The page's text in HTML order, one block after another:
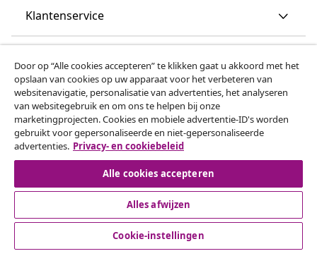
Klantenservice
vidaXL
Ontdek meer
© 2008-2026 vidaxl.be is een website van vidaXL Marketplace
Door op “Alle cookies accepteren” te klikken gaat u akkoord met het
opslaan van cookies op uw apparaat voor het verbeteren van
websitenavigatie, personalisatie van advertenties, het analyseren
van websitegebruik en om ons te helpen bij onze
marketingprojecten. Cookies en mobiele advertentie-ID's worden
gebruikt voor gepersonaliseerde en niet-gepersonaliseerde
advertenties. Privacy- en cookiebeleid
Alle cookies accepteren
Alles afwijzen
Cookie-instellingen